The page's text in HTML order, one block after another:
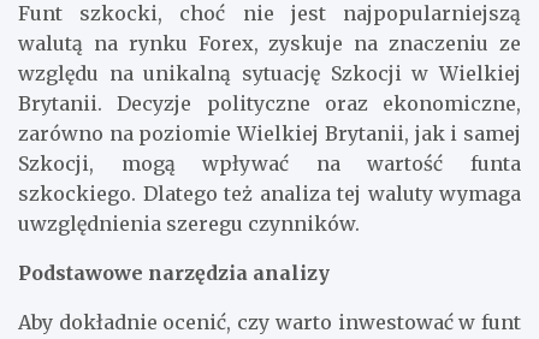
Funt szkocki, choć nie jest najpopularniejszą
walutą na rynku Forex, zyskuje na znaczeniu ze
względu na unikalną sytuację Szkocji w Wielkiej
Brytanii. Decyzje polityczne oraz ekonomiczne,
zarówno na poziomie Wielkiej Brytanii, jak i samej
Szkocji, mogą wpływać na wartość funta
szkockiego. Dlatego też analiza tej waluty wymaga
uwzględnienia szeregu czynników.
Podstawowe narzędzia analizy
Aby dokładnie ocenić, czy warto inwestować w funt